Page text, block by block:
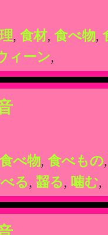
, 食材, 食べ物,
ィーン,
食べ物, 食べもの
る, 齧る, 噛む,